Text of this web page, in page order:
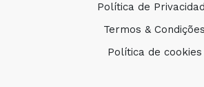
Política de
Termos & Condições
Política de cookies